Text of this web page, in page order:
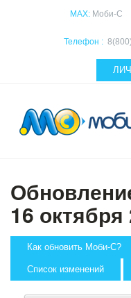
MAX: Моби-С
Телефон :
16 октября
Как обновить Моби-С?
Список изменений